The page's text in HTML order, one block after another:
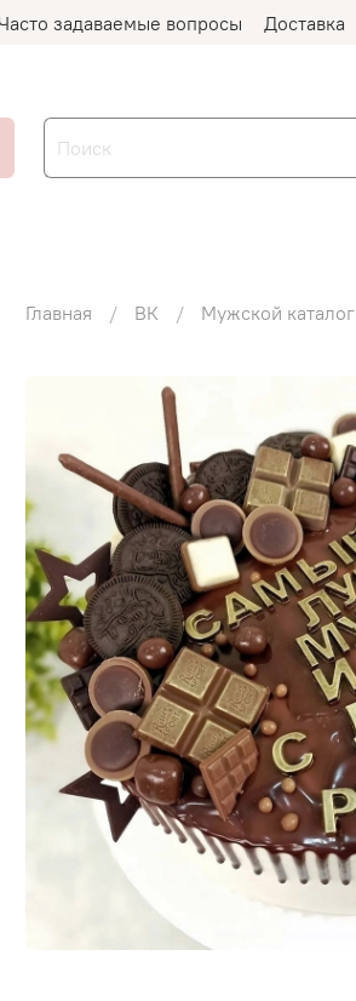
Часто задаваемые вопросы Доставка
Главная ВК Мужской каталог